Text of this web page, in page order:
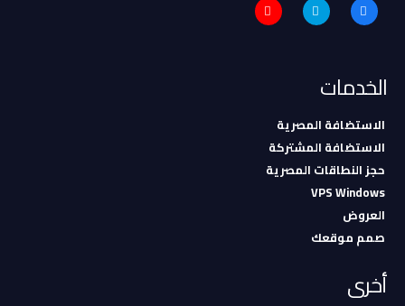
الخدمات
الاستضافة المصرية
الاستضافة المشتركة
حجز النطاقات المصرية
VPS Windows
العروض
صمم موقعك
أخرى